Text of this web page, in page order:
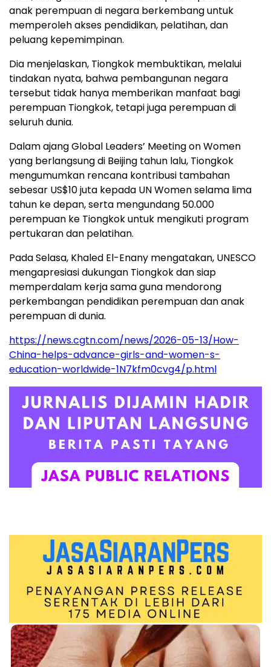
anak perempuan di negara berkembang untuk
memperoleh akses pendidikan, pelatihan, dan
peluang kepemimpinan.
Dia menjelaskan, Tiongkok membuktikan, melalui
tindakan nyata, bahwa pembangunan negara
tersebut tidak hanya memberikan manfaat bagi
perempuan Tiongkok, tetapi juga perempuan di
seluruh dunia.
Dalam ajang Global Leaders’ Meeting on Women
yang berlangsung di Beijing tahun lalu, Tiongkok
mengumumkan rencana kontribusi tambahan
sebesar US$10 juta kepada UN Women selama lima
tahun ke depan, serta mengundang 50.000
perempuan ke Tiongkok untuk mengikuti program
pertukaran dan pelatihan.
Pada Selasa, Khaled El-Enany mengatakan, UNESCO
mengapresiasi dukungan Tiongkok dan siap
memperdalam kerja sama guna mendorong
perkembangan pendidikan perempuan dan anak
perempuan di dunia.
https://news.cgtn.com/news/2026-05-13/How-
China-helps-advance-girls-and-women-s-
education-worldwide-1N7kfm0cvg4/p.html